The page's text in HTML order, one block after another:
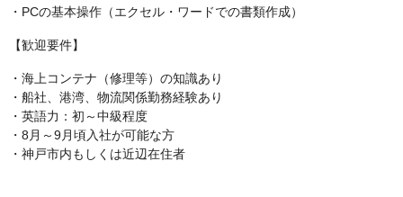
・PCの基本操作（エクセル・ワードでの書類作成）
【歓迎要件】
・海上コンテナ（修理等）の知識あり
・船社、港湾、物流関係勤務経験あり
・英語力：初～中級程度
・8月～9月頃入社が可能な方
・神戸市内もしくは近辺在住者